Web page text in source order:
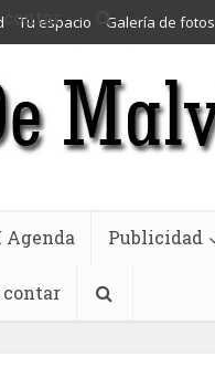
contar
Tu espacio Galería de fotos
Agenda Publicidad
contar